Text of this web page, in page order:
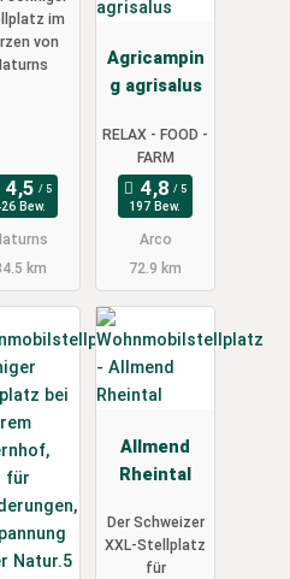
im
von
Bew.
km
Agricampin
g agrisalus
RELAX - FOOD -
FARM
197 Bew.
Arco
72.9 km
Allmend
Rheintal
Der Schweizer
XXL-Stellplatz
für